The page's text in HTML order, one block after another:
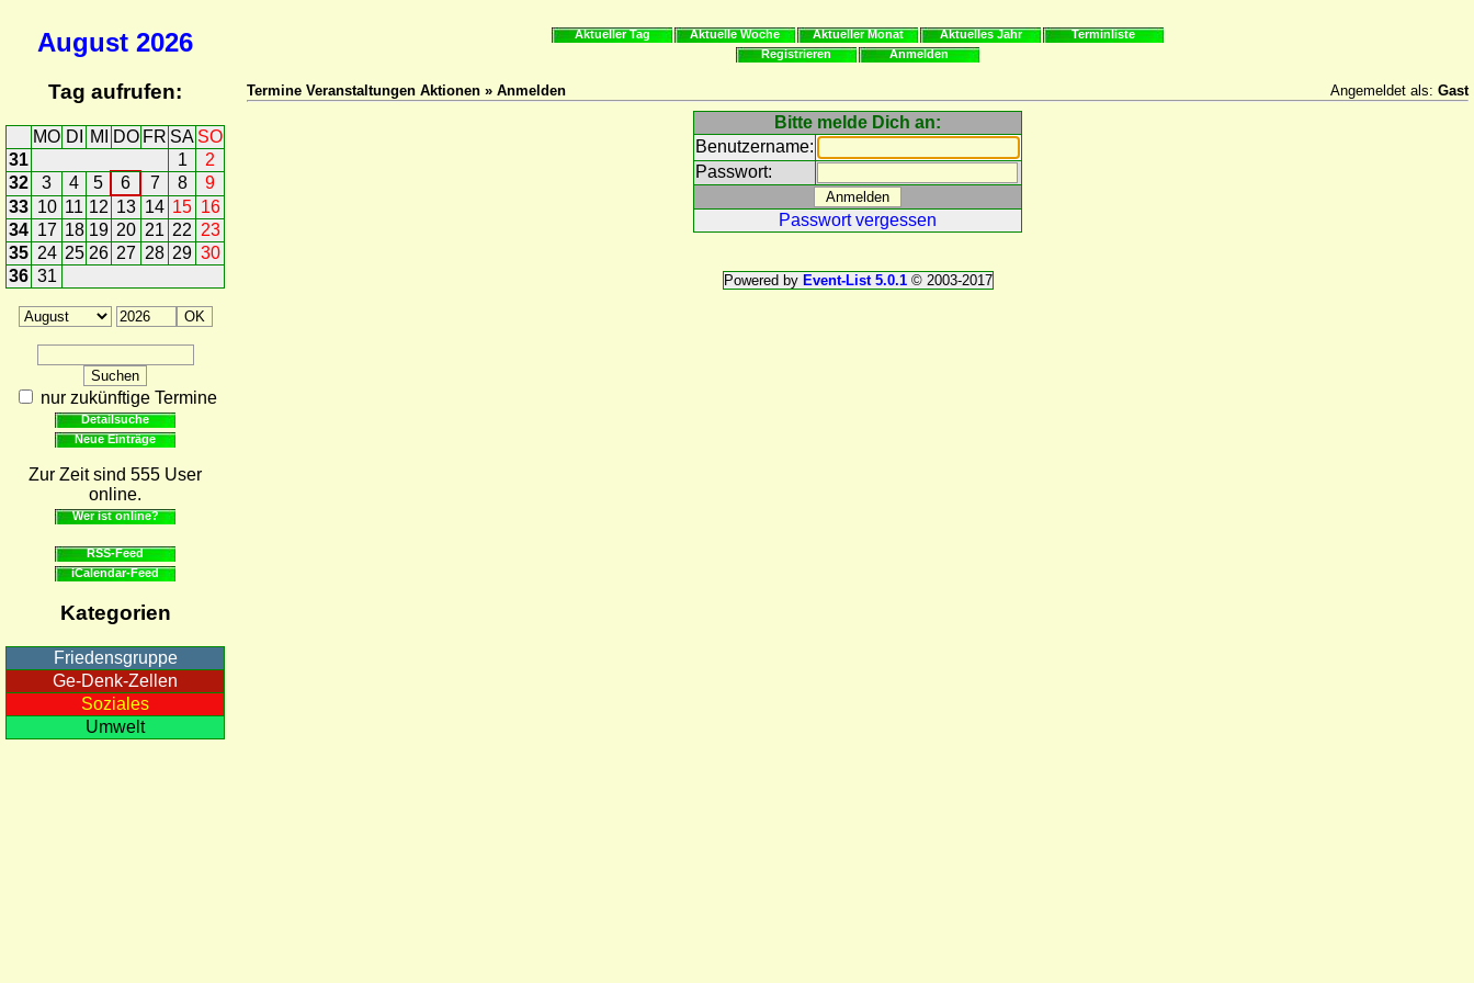
August 2026
Tag aufrufen:
MO DI MI DO FR SA SO
31
1
2
32
3 4 5 6 7 8
9
33 10 11 12 13 14 15 16
34 17 18 19 20 21 22 23
35 24 25 26 27 28 29 30
36 31
nur zukünftige Termine
Detailsuche
Neue Einträge
Zur Zeit sind 555 User
online.
Wer ist online?
RSS-Feed
iCalendar-Feed
Kategorien
Friedensgruppe
Ge-Denk-Zellen
Soziales
Umwelt
Aktueller Tag Aktuelle Woche Aktueller Monat Aktuelles Jahr
Terminliste
Registrieren
Anmelden
Termine Veranstaltungen Aktionen » Anmelden Angemeldet als: Gast
Bitte melde Dich an:
Benutzername:
Passwort:
Passwort vergessen
Powered by Event-List 5.0.1© 2003-2017